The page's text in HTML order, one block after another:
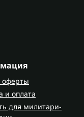
в
мониторами
оферты
и оплата
для милитари-